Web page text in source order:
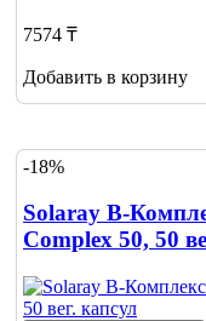
7574 ₸
Добавить в корзину
-18%
Solaray В-
Complex 50, 50